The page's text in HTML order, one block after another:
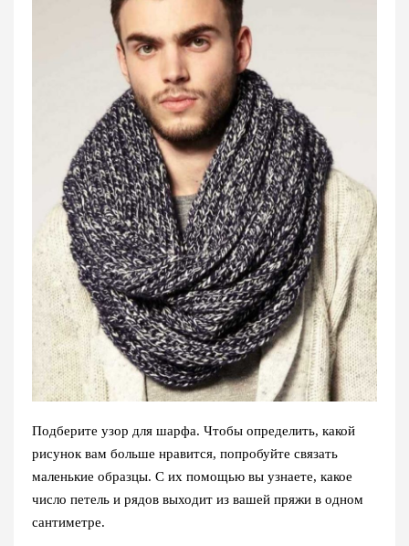
Подберите узор для шарфа. Чтобы определить, какой
рисунок вам больше нравится, попробуйте связать
маленькие образцы. С их помощью вы узнаете, какое
число петель и рядов выходит из вашей пряжи в одном
сантиметре.